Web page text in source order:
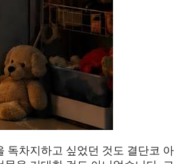
독차지하고 싶었던 것도 결단코